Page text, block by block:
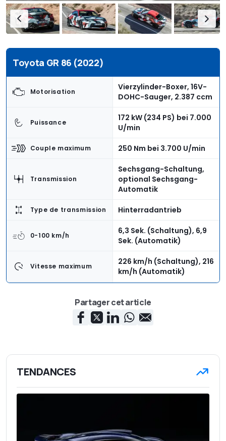
Toyota GR 86 (2022)
Motorisation
Vierzylinder-Boxer, 16V-
DOHC-Sauger, 2.387 ccm
Puissance
172 kW (234 PS) bei 7.000
U/min
Couple maximum 250 Nm bei 3.700 U/min
Transmission
Sechsgang-Schaltung,
optional Sechsgang-
Automatik
Type de transmission Hinterradantrieb
0-100 km/h
6,3 Sek. (Schaltung), 6,9
Sek. (Automatik)
Vitesse maximum
226 km/h (Schaltung), 216
km/h (Automatik)
16 Zoll (vorne), 15 Zoll
(hinten)
Largeur 1.775 mm
Hauteur
Volume de coffre 226 Liter
Partager cet article
TENDANCES